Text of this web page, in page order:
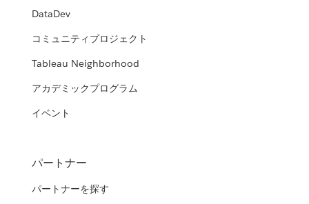
DataDev
コミュニティプロジェクト
Tableau Neighborhood
アカデミックプログラム
イベント
パートナー
パートナーを探す